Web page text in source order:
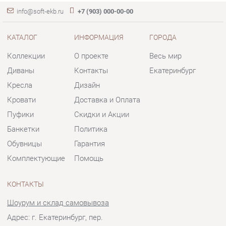
Кровати
Банкетки
Обувницы
Комплектующие
Доставка и Оплата
Политика
Гарантия
Помощь
Шоурум и склад самовывоза
Адрес: г. Екатеринбург, пер.
Базовый, 47
Телефон: +7 (903) 000-00-00
Пн - Пт:10:00 - 18:00 (GMT+5)